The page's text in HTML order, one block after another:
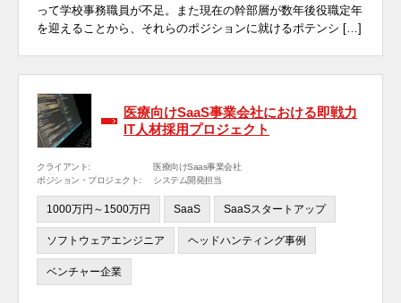
って学校事務職員が不足。また現在の幹部層が数年後役職定年
を迎えることから、それらのポジションに就けるポテンシ […]
医療向けSaaS事業会社における即戦力
IT人材採用プロジェクト
クライアント:
医療向けSaas事業会社
ポジション・プロジェクト:
システム開発担当
1000万円～1500万円 SaaS SaaSスタートアップ
ソフトウェアエンジニア ヘッドハンティング事例
ベンチャー企業